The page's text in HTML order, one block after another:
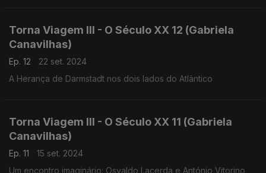
Torna Viagem III - O Século XX 12 (Gabriela
Canavilhas)
Ep. 12
22 set. 2024
A Herança de Darmstadt nos dois lados do Atlântico
Torna Viagem III - O Século XX 11 (Gabriela
Canavilhas)
Ep. 11
15 set. 2024
Um encontro imaginário: Osvaldo Lacerda e António Vitorino